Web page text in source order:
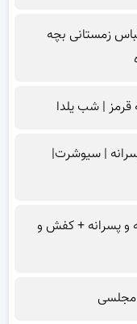
زمستانی بچه
قرمز | شب یلدا
| سیوشرت|
و پسرانه + کفش و
مجلسی